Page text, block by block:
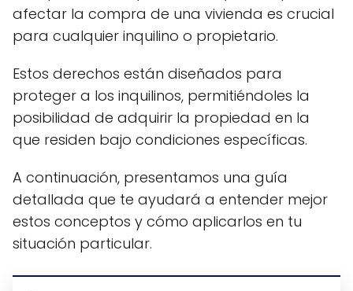
afectar la compra de una vivienda es crucial
para cualquier inquilino o propietario.
Estos derechos están diseñados para
proteger a los inquilinos, permitiéndoles la
posibilidad de adquirir la propiedad en la
que residen bajo condiciones específicas.
A continuación, presentamos una guía
detallada que te ayudará a entender mejor
estos conceptos y cómo aplicarlos en tu
situación particular.